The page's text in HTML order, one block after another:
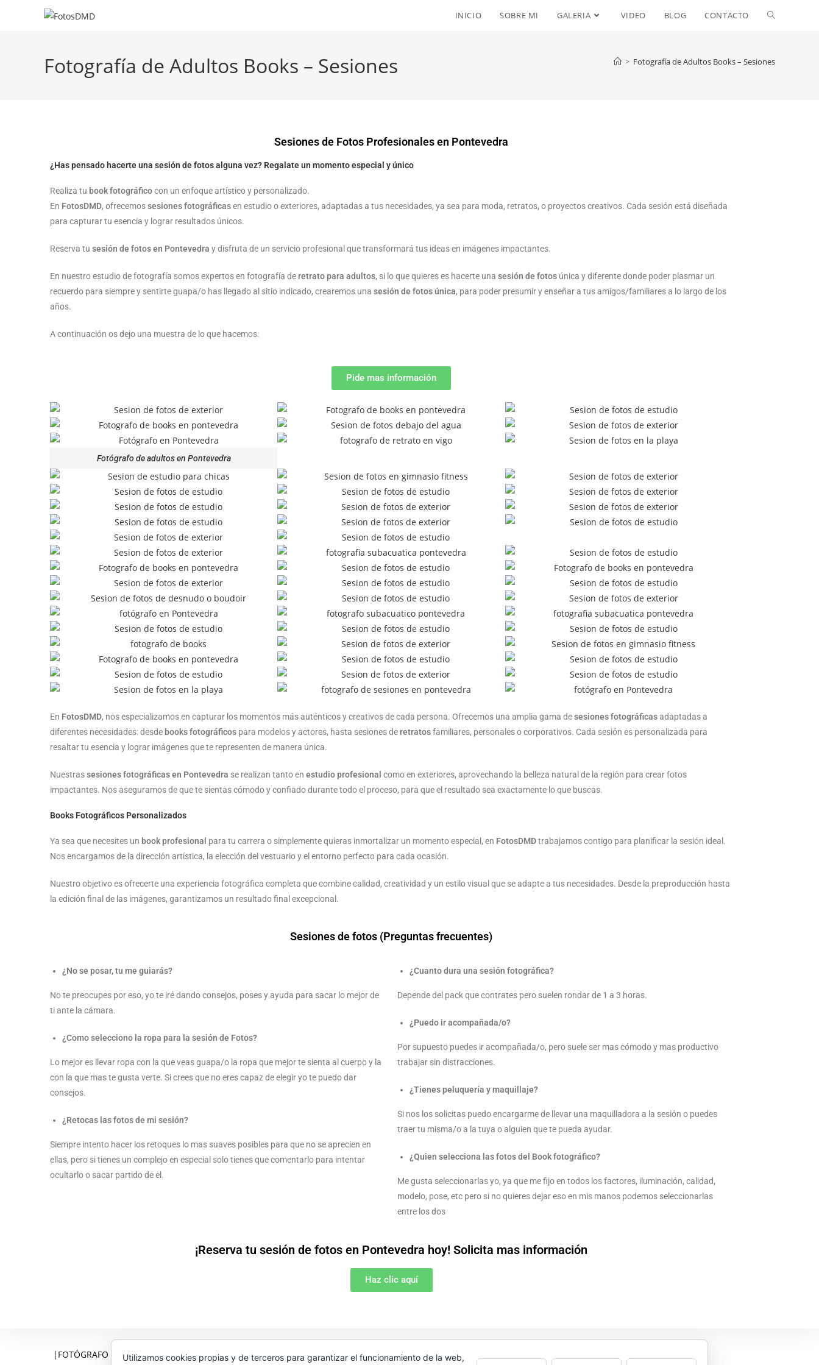
INICIO SOBRE MI GALERIA VIDEO BLOG CONTACTO
Fotografía de Adultos Books – Sesiones > Fotografía de Adultos Books – Sesiones
Sesiones de Fotos Profesionales en Pontevedra
¿Has pensado hacerte una sesión de fotos alguna vez? Regalate un momento especial y único
Realiza tu book fotográficocon un enfoque artístico y personalizado.
En FotosDMD, ofrecemossesiones fotográficasen estudio o exteriores, adaptadas a tus necesidades, ya sea para moda, retratos, o proyectos creativos. Cada sesión está diseñada
para capturar tu esencia y lograr resultados únicos.
Reserva tu sesión de fotos en Pontevedra y disfruta de un servicio profesional que transformará tus ideas en imágenes impactantes.
En nuestro estudio de fotografía somos expertos en fotografía deretrato para adultos, si lo que quieres es hacerte una sesión de fotos única y diferente donde poder plasmar un
recuerdo para siempre y sentirte guapa/o has llegado al sitio indicado, crearemos una sesión de fotos única, para poder presumir y enseñar a tus amigos/familiares a lo largo de los
años.
A continuación os dejo una muestra de lo que hacemos:
Pide mas información
Fotógrafo de adultos en Pontevedra
En FotosDMD, nos especializamos en capturar los momentos más auténticos y creativos de cada persona. Ofrecemos una amplia gama desesiones fotográficasadaptadas a
diferentes necesidades: desde books fotográficos para modelos y actores, hasta sesiones deretratosfamiliares, personales o corporativos. Cada sesión es personalizada para
resaltar tu esencia y lograr imágenes que te representen de manera única.
Nuestrassesiones fotográficas en Pontevedra se realizan tanto en estudio profesional como en exteriores, aprovechando la belleza natural de la región para crear fotos
impactantes. Nos aseguramos de que te sientas cómodo y confiado durante todo el proceso, para que el resultado sea exactamente lo que buscas.
Books Fotográficos Personalizados
Ya sea que necesites un book profesional para tu carrera o simplemente quieras inmortalizar un momento especial, en FotosDMDtrabajamos contigo para planificar la sesión ideal.
Nos encargamos de la dirección artística, la elección del vestuario y el entorno perfecto para cada ocasión.
Nuestro objetivo es ofrecerte una experiencia fotográfica completa que combine calidad, creatividad y un estilo visual que se adapte a tus necesidades. Desde la preproducción hasta
la edición final de las imágenes, garantizamos un resultado final excepcional.
Sesiones de fotos (Preguntas frecuentes)
¿No se posar, tu me guiarás?
No te preocupes por eso, yo te iré dando consejos, poses y ayuda para sacar lo mejor de
ti ante la cámara.
¿Como selecciono la ropa para la sesión de Fotos?
Lo mejor es llevar ropa con la que veas guapa/o la ropa que mejor te sienta al cuerpo y la
con la que mas te gusta verte. Si crees que no eres capaz de elegir yo te puedo dar
consejos.
¿Retocas las fotos de mi sesión?
Siempre intento hacer los retoques lo mas suaves posibles para que no se aprecien en
ellas, pero si tienes un complejo en especial solo tienes que comentarlo para intentar
ocultarlo o sacar partido de el.
¿Cuanto dura una sesión fotográfica?
Depende del pack que contrates pero suelen rondar de 1 a 3 horas.
¿Puedo ir acompañada/o?
Por supuesto puedes ir acompañada/o, pero suele ser mas cómodo y mas productivo
trabajar sin distracciones.
¿Tienes peluquería y maquillaje?
Si nos los solicitas puedo encargarme de llevar una maquilladora a la sesión o puedes
traer tu misma/o a la tuya o alguien que te pueda ayudar.
¿Quien selecciona las fotos del Book fotográfico?
Me gusta seleccionarlas yo, ya que me fijo en todos los factores, iluminación, calidad,
modelo, pose, etc pero si no quieres dejar eso en mis manos podemos seleccionarlas
entre los dos
¡Reserva tu sesión de fotos en Pontevedra hoy! Solicita mas información
Haz clic aquí
|FOTÓGRAFO EN PONTEVEDRA | FOTÓGRAFO DE BOOKS | FOTÓGRAFO DE BODAS PONTEVEDRA | FOTÓGRAFO DE DESNUDO| FOTOGRAFO DE EMBARAZOS|
Utilizamos cookies propias y de terceros para garantizar el funcionamiento de la web,